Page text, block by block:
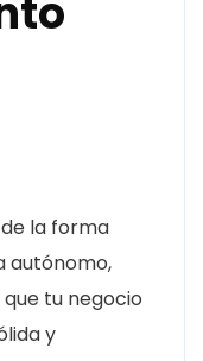
la forma
autónomo,
tu negocio
y